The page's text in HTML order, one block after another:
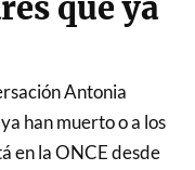
que ya
Antonia
han muerto o a los
en la ONCE desde